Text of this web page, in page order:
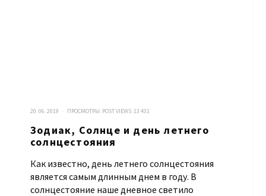
20. 06. 2019 · ПРОСМОТРЫ: POST VIEWS: 13 431
Зодиак, Солнце и день летнего
солнцестояния
Как известно, день летнего солнцестояния
является самым длинным днем в году. В
солнцестояние наше дневное светило